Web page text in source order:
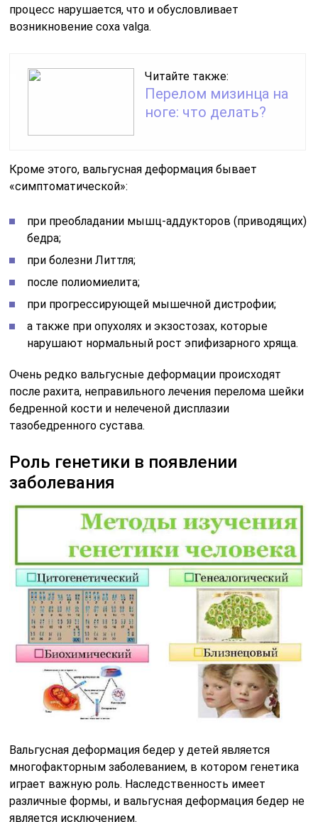
процесс нарушается, что и обусловливает
возникновение coxa valga.
Читайте также:
Перелом мизинца на
ноге: что делать?
Кроме этого, вальгусная деформация бывает
«симптоматической»:
при преобладании мышц-аддукторов (приводящих)
бедра;
при болезни Литтля;
после полиомиелита;
при прогрессирующей мышечной дистрофии;
а также при опухолях и экзостозах, которые
нарушают нормальный рост эпифизарного хряща.
Очень редко вальгусные деформации происходят
после рахита, неправильного лечения перелома шейки
бедренной кости и нелеченой дисплазии
тазобедренного сустава.
Роль генетики в появлении
заболевания
Вальгусная деформация бедер у детей является
многофакторным заболеванием, в котором генетика
играет важную роль. Наследственность имеет
различные формы, и вальгусная деформация бедер не
является исключением.